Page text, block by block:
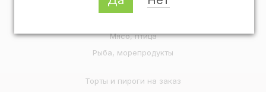
Овощи, фрукты, ягоды, зелень
Мясо, птица
Рыба, морепродукты
Торты и пироги на заказ